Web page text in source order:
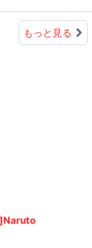
もっと見る